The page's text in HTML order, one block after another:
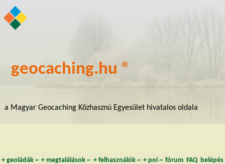
geocaching.hu ®
a Magyar Geocaching Közhasznú Egyesület hivatalos oldala
+ geoládák~ +megtalálások ~ + felhasználók~ + poi~ fórum FAQ belépés